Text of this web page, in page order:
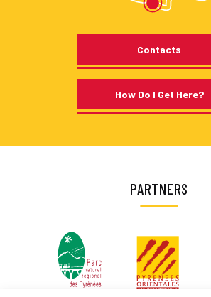
Contacts
How Do I Get Here?
PARTNERS